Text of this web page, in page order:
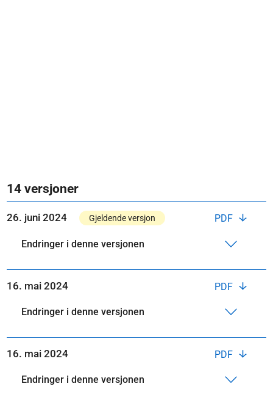
14 versjoner
PDF
26. juni 2024 Gjeldende versjon
Endringer i denne versjonen
PDF
16. mai 2024
Endringer i denne versjonen
PDF
16. mai 2024
Endringer i denne versjonen